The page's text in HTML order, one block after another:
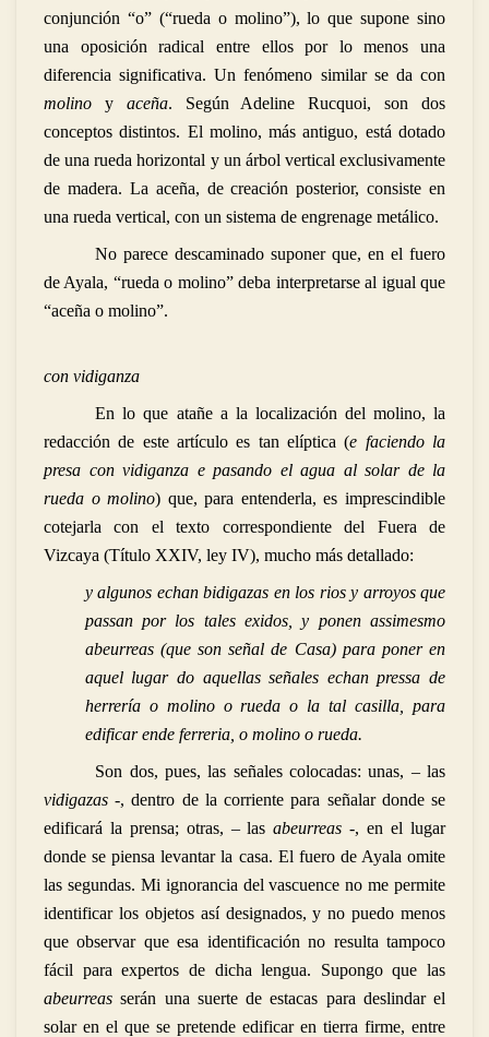
conjunción “o” (“rueda o molino”), lo que supone sino
una oposición radical entre ellos por lo menos una
diferencia significativa. Un fenómeno similar se da con
molino y aceña. Según Adeline Rucquoi, son dos
conceptos distintos. El molino, más antiguo, está dotado
de una rueda horizontal y un árbol vertical exclusivamente
de madera. La aceña, de creación posterior, consiste en
una rueda vertical, con un sistema de engrenage metálico.
No parece descaminado suponer que, en el fuero
de Ayala, “rueda o molino” deba interpretarse al igual que
“aceña o molino”.
con vidiganza
En lo que atañe a la localización del molino, la
redacción de este artículo es tan elíptica (e faciendo la
presa con vidiganza e pasando el agua al solar de la
rueda o molino) que, para entenderla, es imprescindible
cotejarla con el texto correspondiente del Fuera de
Vizcaya (Título XXIV, ley IV), mucho más detallado:
y algunos echan bidigazas en los rios y arroyos que
passan por los tales exidos, y ponen assimesmo
abeurreas (que son señal de Casa) para poner en
aquel lugar do aquellas señales echan pressa de
herrería o molino o rueda o la tal casilla, para
edificar ende ferreria, o molino o rueda.
Son dos, pues, las señales colocadas: unas, – las
vidigazas -, dentro de la corriente para señalar donde se
edificará la prensa; otras, – lasabeurreas -, en el lugar
donde se piensa levantar la casa. El fuero de Ayala omite
las segundas. Mi ignorancia del vascuence no me permite
identificar los objetos así designados, y no puedo menos
que observar que esa identificación no resulta tampoco
fácil para expertos de dicha lengua. Supongo que las
abeurreas serán una suerte de estacas para deslindar el
solar en el que se pretende edificar en tierra firme, entre